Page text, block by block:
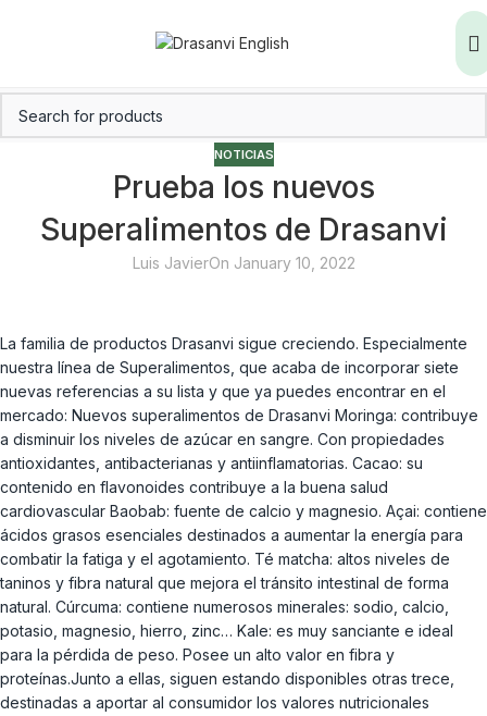
NOTICIAS
Prueba los nuevos
Superalimentos de Drasanvi
Luis JavierOn January 10, 2022
La familia de productos Drasanvi sigue creciendo. Especialmente
nuestra línea de Superalimentos, que acaba de incorporar siete
nuevas referencias a su lista y que ya puedes encontrar en el
mercado: Nuevos superalimentos de Drasanvi Moringa: contribuye
a disminuir los niveles de azúcar en sangre. Con propiedades
antioxidantes, antibacterianas y antiinflamatorias. Cacao: su
contenido en flavonoides contribuye a la buena salud
cardiovascular Baobab: fuente de calcio y magnesio. Açai: contiene
ácidos grasos esenciales destinados a aumentar la energía para
combatir la fatiga y el agotamiento. Té matcha: altos niveles de
taninos y fibra natural que mejora el tránsito intestinal de forma
natural. Cúrcuma: contiene numerosos minerales: sodio, calcio,
potasio, magnesio, hierro, zinc… Kale: es muy sanciante e ideal
para la pérdida de peso. Posee un alto valor en fibra y
proteínas.Junto a ellas, siguen estando disponibles otras trece,
destinadas a aportar al consumidor los valores nutricionales